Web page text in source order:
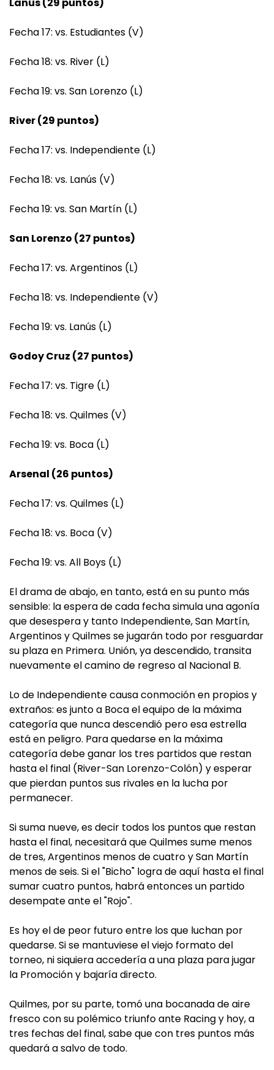
Fecha 17: vs. Estudiantes (V)
Fecha 18: vs. River (L)
Fecha 19: vs. San Lorenzo (L)
River (29 puntos)
Fecha 17: vs. Independiente (L)
Fecha 18: vs. Lanús (V)
Fecha 19: vs. San Martín (L)
San Lorenzo (27 puntos)
Fecha 17: vs. Argentinos (L)
Fecha 18: vs. Independiente (V)
Fecha 19: vs. Lanús (L)
Godoy Cruz (27 puntos)
Fecha 17: vs. Tigre (L)
Fecha 18: vs. Quilmes (V)
Fecha 19: vs. Boca (L)
Arsenal (26 puntos)
Fecha 17: vs. Quilmes (L)
Fecha 18: vs. Boca (V)
Fecha 19: vs. All Boys (L)
El drama de abajo, en tanto, está en su punto más
sensible: la espera de cada fecha simula una agonía
que desespera y tanto Independiente, San Martín,
Argentinos y Quilmes se jugarán todo por resguardar
su plaza en Primera. Unión, ya descendido, transita
nuevamente el camino de regreso al Nacional B.
Lo de Independiente causa conmoción en propios y
extraños: es junto a Boca el equipo de la máxima
categoría que nunca descendió pero esa estrella
está en peligro. Para quedarse en la máxima
categoría debe ganar los tres partidos que restan
hasta el final (River-San Lorenzo-Colón) y esperar
que pierdan puntos sus rivales en la lucha por
permanecer.
Si suma nueve, es decir todos los puntos que restan
hasta el final, necesitará que Quilmes sume menos
de tres, Argentinos menos de cuatro y San Martín
menos de seis. Si el "Bicho" logra de aquí hasta el final
sumar cuatro puntos, habrá entonces un partido
desempate ante el "Rojo".
Es hoy el de peor futuro entre los que luchan por
quedarse. Si se mantuviese el viejo formato del
torneo, ni siquiera accedería a una plaza para jugar
la Promoción y bajaría directo.
Quilmes, por su parte, tomó una bocanada de aire
fresco con su polémico triunfo ante Racing y hoy, a
tres fechas del final, sabe que con tres puntos más
quedará a salvo de todo.